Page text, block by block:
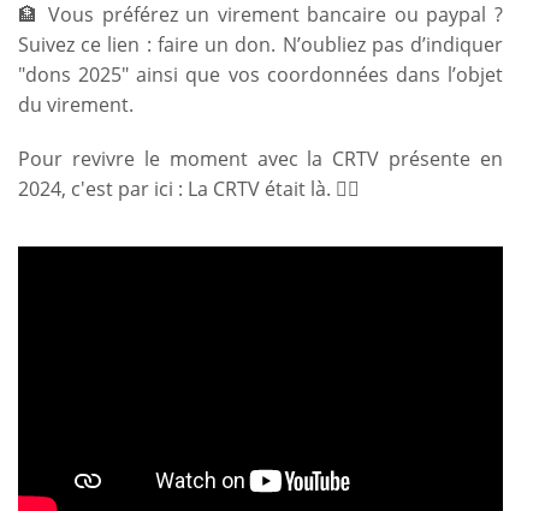
🏦 Vous préférez un virement bancaire ou paypal ?
Suivez ce lien : faire un don. N’oubliez pas d’indiquer
"dons 2025" ainsi que vos coordonnées dans l’objet
du virement.
Pour revivre le moment avec la CRTV présente en
2024, c'est par ici : La CRTV était là. 👇🏽